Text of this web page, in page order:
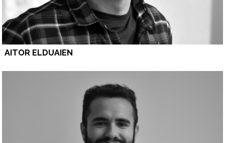
AITOR ELDUAIEN